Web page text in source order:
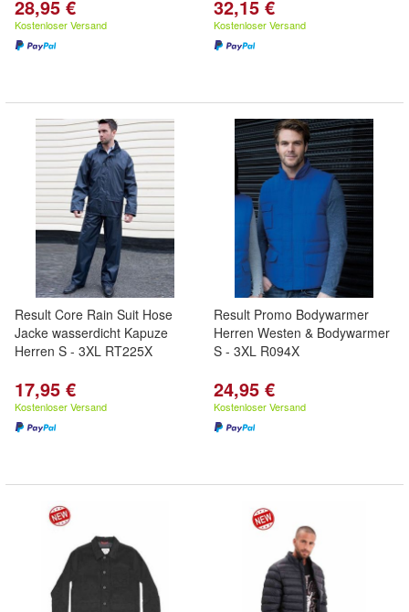
28,95 €
Kostenloser Versand
32,15 €
Kostenloser Versand
Result Core Rain Suit Hose
Jacke wasserdicht Kapuze
Herren S - 3XL RT225X
17,95 €
Kostenloser Versand
Result Promo Bodywarmer
Herren Westen & Bodywarmer
S - 3XL R094X
24,95 €
Kostenloser Versand